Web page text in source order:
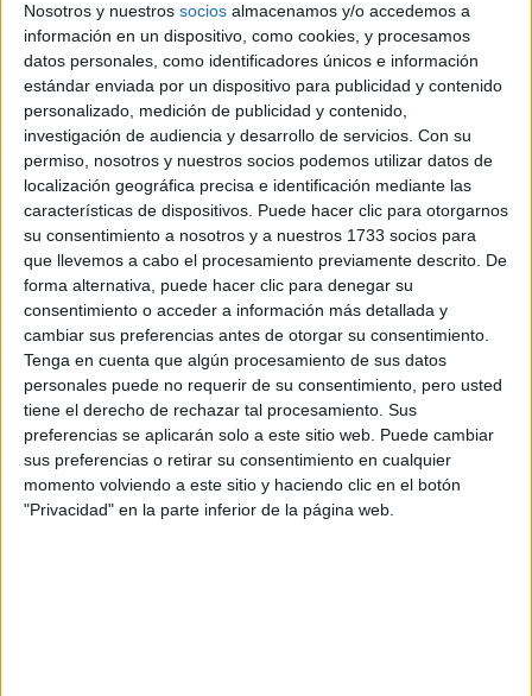
Nosotros y nuestros socios almacenamos y/o accedemos a
información en un dispositivo, como cookies, y procesamos
datos personales, como identificadores únicos e información
estándar enviada por un dispositivo para publicidad y contenido
personalizado, medición de publicidad y contenido,
investigación de audiencia y desarrollo de servicios. Con su
permiso, nosotros y nuestros socios podemos utilizar datos de
localización geográfica precisa e identificación mediante las
características de dispositivos. Puede hacer clic para otorgarnos
su consentimiento a nosotros y a nuestros 1733 socios para
que llevemos a cabo el procesamiento previamente descrito. De
forma alternativa, puede hacer clic para denegar su
consentimiento o acceder a información más detallada y
cambiar sus preferencias antes de otorgar su consentimiento.
Tenga en cuenta que algún procesamiento de sus datos
personales puede no requerir de su consentimiento, pero usted
tiene el derecho de rechazar tal procesamiento. Sus
preferencias se aplicarán solo a este sitio web. Puede cambiar
sus preferencias o retirar su consentimiento en cualquier
momento volviendo a este sitio y haciendo clic en el botón
"Privacidad" en la parte inferior de la página web.
Circuitos
F1
Fórmula E
F2 / F3 / F4
Resistencia
Indycar
Otros
Producto
Producto
Web pensada para poder ofrecer diferentes
productos propios y ajenos para que los
aficionados los puedan adquirir
Divulgación
Dossier
Webs
Comunicados